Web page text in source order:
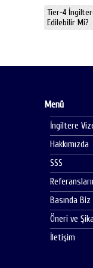
Tier-4
Edilebilir Mi?
Menü
İngiltere
Hakkımızda
SSS
Basında Biz
Öneri ve
İletişim